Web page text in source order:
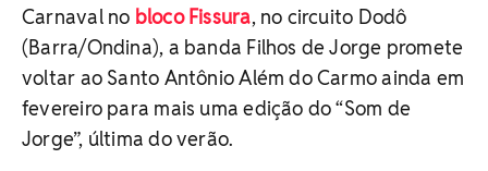
Carnaval no bloco Fissura, no circuito Dodô
(Barra/Ondina), a banda Filhos de Jorge promete
voltar ao Santo Antônio Além do Carmo ainda em
fevereiro para mais uma edição do “Som de
Jorge”, última do verão.